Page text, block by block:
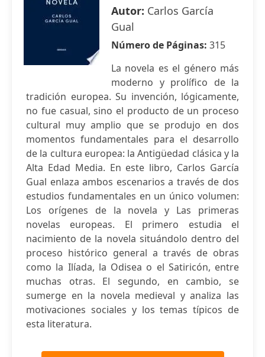
Autor: Carlos García
Gual
Número de Páginas: 315
La novela es el género más
moderno y prolífico de la
tradición europea. Su invención, lógicamente,
no fue casual, sino el producto de un proceso
cultural muy amplio que se produjo en dos
momentos fundamentales para el desarrollo
de la cultura europea: la Antigüedad clásica y la
Alta Edad Media. En este libro, Carlos García
Gual enlaza ambos escenarios a través de dos
estudios fundamentales en un único volumen:
Los orígenes de la novela y Las primeras
novelas europeas. El primero estudia el
nacimiento de la novela situándolo dentro del
proceso histórico general a través de obras
como la Ilíada, la Odisea o el Satiricón, entre
muchas otras. El segundo, en cambio, se
sumerge en la novela medieval y analiza las
motivaciones sociales y los temas típicos de
esta literatura.